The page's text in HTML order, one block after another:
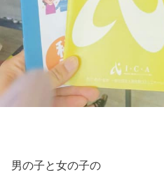
男の子と女の子の